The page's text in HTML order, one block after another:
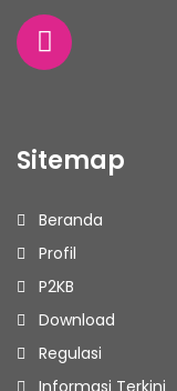
Sitemap
Beranda
Profil
P2KB
Download
Regulasi
Informasi Terkini